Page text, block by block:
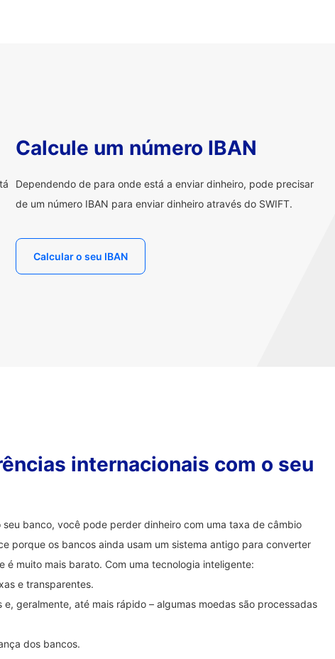
Calcule um número IBAN
Dependendo de para onde está a enviar dinheiro, pode precisar
de um número IBAN para enviar dinheiro através do SWIFT.
Calcular o seu IBAN
internacionais com o seu
banco, você pode perder dinheiro com uma taxa de câmbio
porque os bancos ainda usam um sistema antigo para converter
é muito mais barato. Com uma tecnologia inteligente:
e transparentes.
geralmente, até mais rápido – algumas moedas são processadas
dos bancos.